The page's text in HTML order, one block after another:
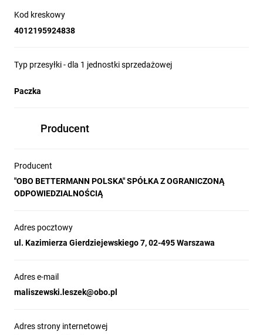
Kod kreskowy
4012195924838
Typ przesyłki - dla 1 jednostki sprzedażowej
Paczka
Producent
Producent
"OBO BETTERMANN POLSKA" SPÓŁKA Z OGRANICZONĄ
ODPOWIEDZIALNOŚCIĄ
Adres pocztowy
ul. Kazimierza Gierdziejewskiego 7, 02-495 Warszawa
Adres e-mail
maliszewski.leszek@obo.pl
Adres strony internetowej